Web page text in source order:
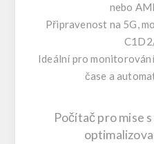
nebo
Připravenost na 5G,
Ideální pro
čase a
Počítač pro mise